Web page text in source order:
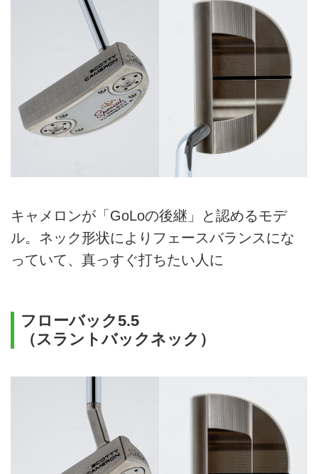
キャメロンが「GoLoの後継」と認めるモデ
ル。ネック形状によりフェースバランスにな
っていて、真っすぐ打ちたい人に
フローバック5.5
（スラントバックネック）